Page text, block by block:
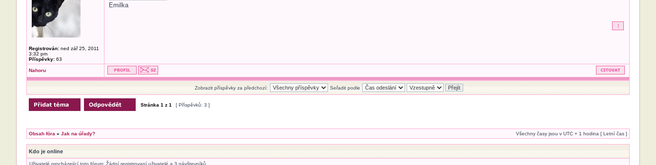
Registrován:ned zář 25, 2011
3:32 pm
Příspěvky:63
Emilka
Nahoru
Zobrazit příspěvky za předchozí: Seřadit podle
Stránka 1 z 1 [ Příspěvků: 3 ]
Obsah fóra » Jak na úřady? Všechny časy jsou v UTC + 1 hodina [ Letní čas ]
Kdo je online
Uživatelé procházející toto fórum: Žádní registrovaní uživatelé a 3 návštevníků